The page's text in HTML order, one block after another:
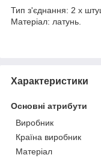
Тип з'єднання: 2 х
Матеріал: латунь.
Характеристики
Основні атрибути
Виробник
Країна виробник
Матеріал